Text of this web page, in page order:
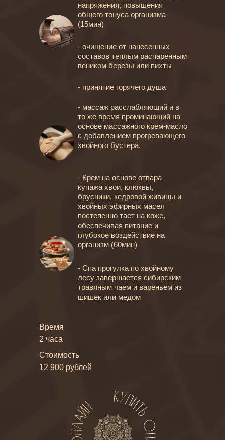
напряжения, повышения
общего тонуса организма
(15мин)
- очищение от нанесенных
составов теплым распаренным
веником березы или пихты
- принятие горячего душа
- массаж расслабляющий и в
то же время проминающий на
основе массажного крем-масло
с добавлением прогревающего
хвойного бустера.
2 часа
Время
Стоимость
12 900 рублей
- Крем на основе отвара
купажа хвои, клюквы,
брусники, кедровой живицы и
хвойных эфирных масел
постепенно тает на коже,
обеспечивая питание и
глубокое воздействие на
организм (60мин)
- Спа прогулка по хвойному
лесу завершается сибирским
травяным чаем и вареньем из
шишек или медом